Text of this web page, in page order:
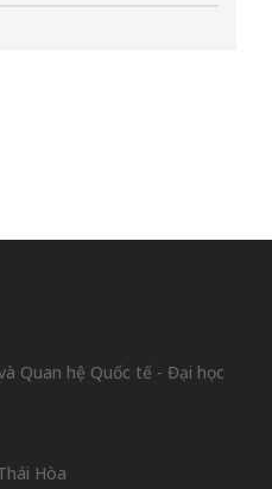
Quan hệ Quốc tế - Đại học
Hòa